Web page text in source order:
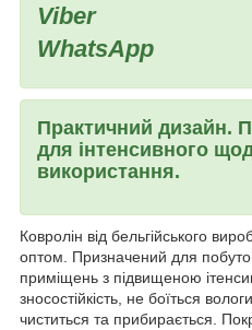
Viber
WhatsApp
Практичний дизайн.
для інтенсивного
використання.
Ковролін від бельгійського
оптом. Призначений для
приміщень з підвищеною
зносостійкість, не боїться
чиститься та прибирається.